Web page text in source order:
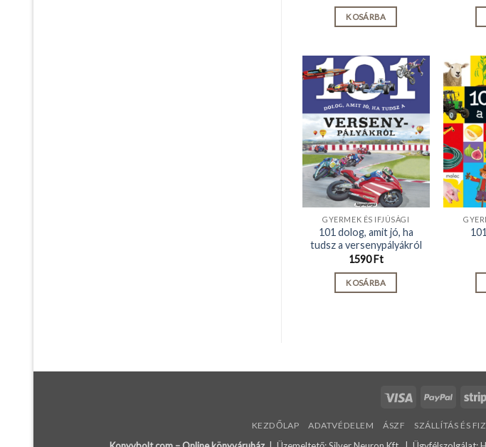
KOSÁRBA
GYERMEK ÉS IFJÚSÁGI
101 dolog, amit jó, ha
tudsz a versenypályákról
1590Ft
KOSÁRBA
Visa PayPal
KEZDŐLAP ADATVÉDELEM ÁSZF SZÁLLÍTÁS ÉS